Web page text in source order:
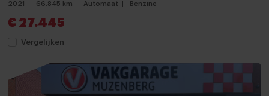
led Koplampen
2021 66.845 km Automaat Benzine
€ 27.445
Vergelijken